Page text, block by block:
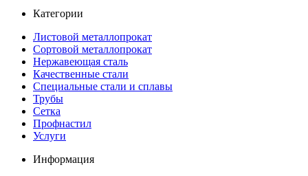
Категории
Листовой металлопрокат
Сортовой металлопрокат
Нержавеющая сталь
Качественные стали
Специальные стали и сплавы
Трубы
Сетка
Профнастил
Услуги
Информация